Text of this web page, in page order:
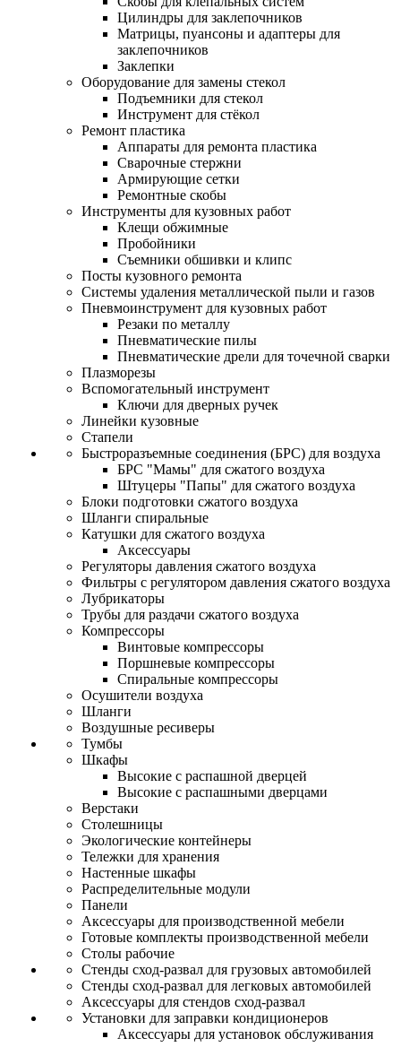
Цилиндры для заклепочников
Матрицы, пуансоны и адаптеры для
заклепочников
Заклепки
Оборудование для замены стекол
Подъемники для стекол
Инструмент для стёкол
Ремонт пластика
Аппараты для ремонта пластика
Сварочные стержни
Армирующие сетки
Ремонтные скобы
Инструменты для кузовных работ
Клещи обжимные
Пробойники
Съемники обшивки и клипс
Посты кузовного ремонта
Системы удаления металлической пыли и газов
Пневмоинструмент для кузовных работ
Резаки по металлу
Пневматические пилы
Пневматические дрели для точечной сварки
Плазморезы
Вспомогательный инструмент
Ключи для дверных ручек
Линейки кузовные
Стапели
Быстроразъемные соединения (БРС) для воздуха
БРС "Мамы" для сжатого воздуха
Штуцеры "Папы" для сжатого воздуха
Блоки подготовки сжатого воздуха
Шланги спиральные
Катушки для сжатого воздуха
Аксессуары
Регуляторы давления сжатого воздуха
Фильтры с регулятором давления сжатого воздуха
Лубрикаторы
Трубы для раздачи сжатого воздуха
Компрессоры
Винтовые компрессоры
Поршневые компрессоры
Спиральные компрессоры
Осушители воздуха
Шланги
Воздушные ресиверы
Тумбы
Шкафы
Высокие с распашной дверцей
Высокие с распашными дверцами
Верстаки
Столешницы
Экологические контейнеры
Тележки для хранения
Настенные шкафы
Распределительные модули
Панели
Аксессуары для производственной мебели
Готовые комплекты производственной мебели
Столы рабочие
Стенды сход-развал для грузовых автомобилей
Стенды сход-развал для легковых автомобилей
Аксессуары для стендов сход-развал
Установки для заправки кондиционеров
Аксессуары для установок обслуживания